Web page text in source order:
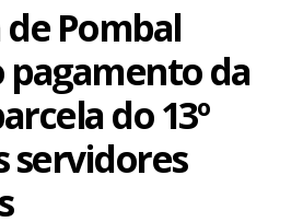
Pombal
pagamento da
do 13º
servidores